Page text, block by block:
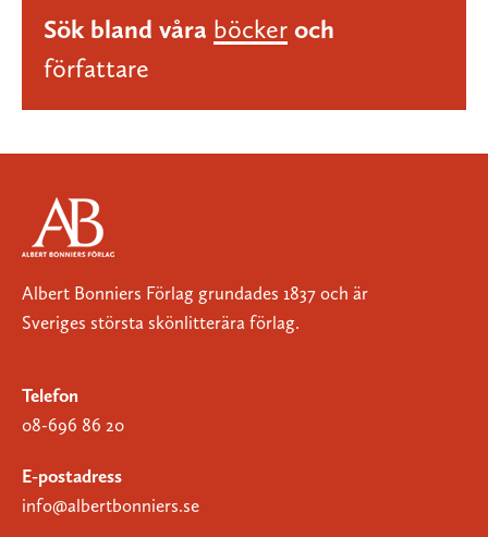
Sök bland våra böcker och
författare
Albert Bonniers Förlag grundades 1837 och är
Sveriges största skönlitterära förlag.
Telefon
08-696 86 20
E-postadress
info@albertbonniers.se